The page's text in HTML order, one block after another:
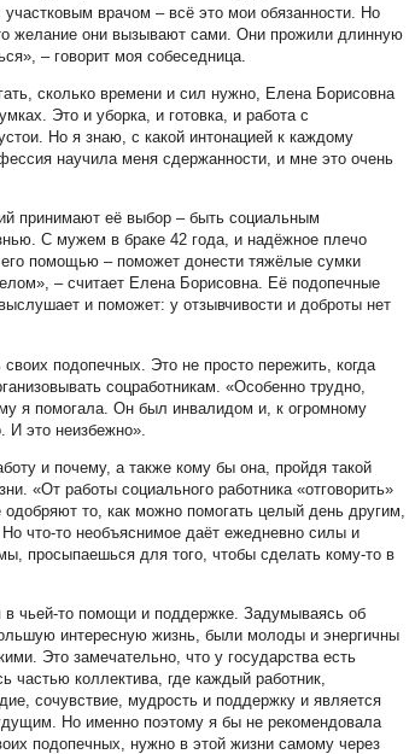
врачом – всё это мои обязанности. Но
желание они вызывают сами. Они прожили длинную
– говорит моя собеседница.
сколько времени и сил нужно, Елена Борисовна
Это и уборка, и готовка, и работа с
Но я знаю, с какой интонацией к каждому
научила меня сдержанности, и мне это очень
принимают её выбор – быть социальным
С мужем в браке 42 года, и надёжное плечо
его помощью – поможет донести тяжёлые сумки
– считает Елена Борисовна. Её подопечные
и поможет: у отзывчивости и доброты нет
подопечных. Это не просто пережить, когда
соцработникам. «Особенно трудно,
я помогала. Он был инвалидом и, к огромному
это неизбежно».
и почему, а также кому бы она, пройдя такой
«От работы социального работника «отговорить»
то, как можно помогать целый день другим,
что-то необъяснимое даёт ежедневно силы и
просыпаешься для того, чтобы сделать кому-то в
в чьей-то помощи и поддержке. Задумываясь об
интересную жизнь, были молоды и энергичны
Это замечательно, что у государства есть
коллектива, где каждый работник,
сочувствие, мудрость и поддержку и является
Но именно поэтому я бы не рекомендовала
подопечных, нужно в этой жизни самому через